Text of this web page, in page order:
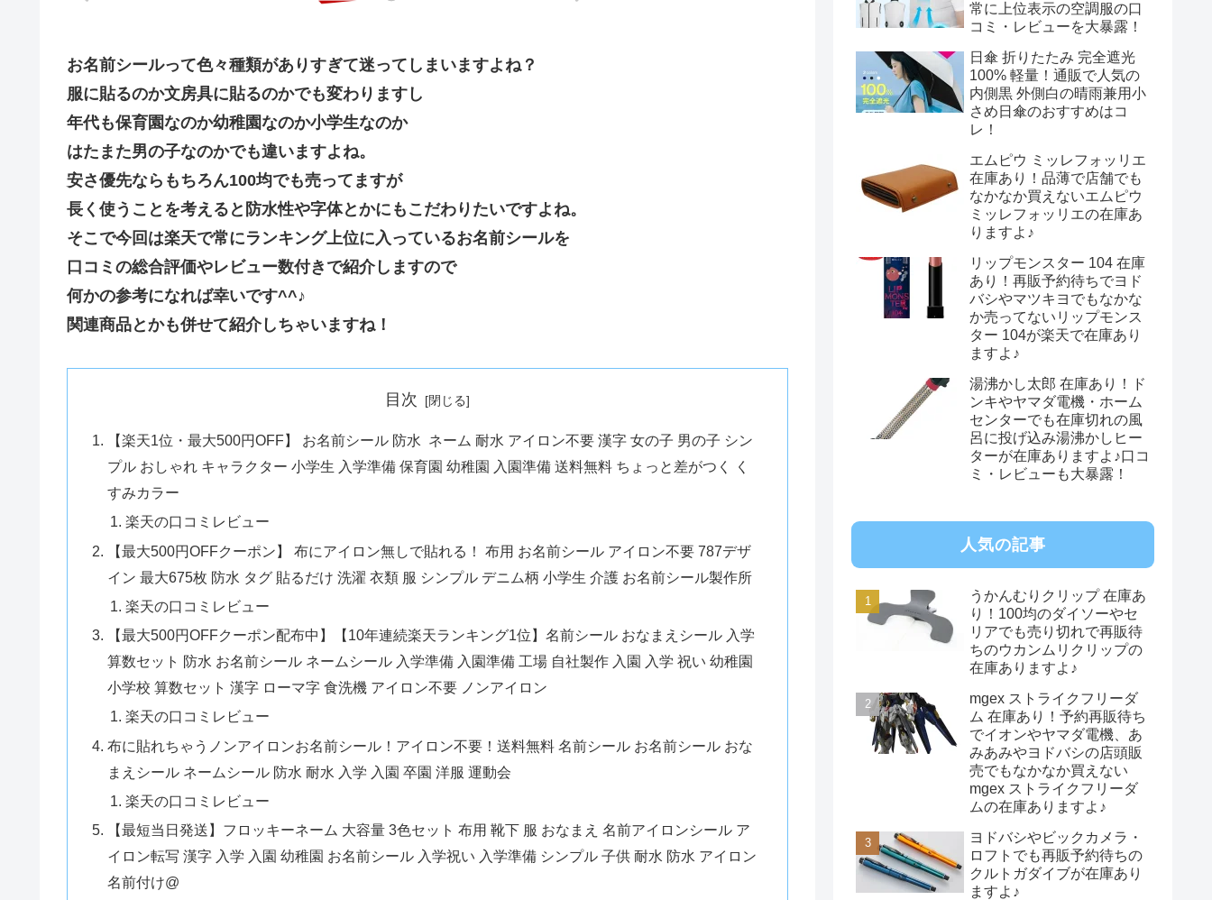
お名前シールって色々種類がありすぎて迷ってしまいますよね？
服に貼るのか文房具に貼るのかでも変わりますし
年代も保育園なのか幼稚園なのか小学生なのか
はたまた男の子なのかでも違いますよね。
安さ優先ならもちろん100均でも売ってますが
長く使うことを考えると防水性や字体とかにもこだわりたいですよね。
そこで今回は楽天で常にランキング上位に入っているお名前シールを
口コミの総合評価やレビュー数付きで紹介しますので
何かの参考になれば幸いです^^♪
関連商品とかも併せて紹介しちゃいますね！
目次
【楽天1位・最大500円OFF】 お名前シール 防水 ネーム 耐水 アイロン不要 漢字 女の子 男の子 シン
プル おしゃれ キャラクター 小学生 入学準備 保育園 幼稚園 入園準備 送料無料 ちょっと差がつく く
すみカラー
楽天の口コミレビュー
【最大500円OFFクーポン】 布にアイロン無しで貼れる！ 布用 お名前シール アイロン不要 787デザ
イン 最大675枚 防水 タグ 貼るだけ 洗濯 衣類 服 シンプル デニム柄 小学生 介護 お名前シール製作所
楽天の口コミレビュー
【最大500円OFFクーポン配布中】【10年連続楽天ランキング1位】名前シール おなまえシール 入学
算数セット 防水 お名前シール ネームシール 入学準備 入園準備 工場 自社製作 入園 入学 祝い 幼稚園
小学校 算数セット 漢字 ローマ字 食洗機 アイロン不要 ノンアイロン
楽天の口コミレビュー
布に貼れちゃうノンアイロンお名前シール！アイロン不要！送料無料 名前シール お名前シール おな
まえシール ネームシール 防水 耐水 入学 入園 卒園 洋服 運動会
楽天の口コミレビュー
【最短当日発送】フロッキーネーム 大容量 3色セット 布用 靴下 服 おなまえ 名前アイロンシール ア
イロン転写 漢字 入学 入園 幼稚園 お名前シール 入学祝い 入学準備 シンプル 子供 耐水 防水 アイロン
名前付け@
常に上位表示の空調服の口
コミ・レビューを大暴露！
日傘 折りたたみ 完全遮光
100% 軽量！通販で人気の
内側黒 外側白の晴雨兼用小
さめ日傘のおすすめはコ
レ！
エムピウ ミッレフォッリエ
在庫あり！品薄で店舗でも
なかなか買えないエムピウ
ミッレフォッリエの在庫あ
りますよ♪
リップモンスター 104 在庫
あり！再販予約待ちでヨド
バシやマツキヨでもなかな
か売ってないリップモンス
ター 104が楽天で在庫あり
ますよ♪
湯沸かし太郎 在庫あり！ド
ンキやヤマダ電機・ホーム
センターでも在庫切れの風
呂に投げ込み湯沸かしヒー
ターが在庫ありますよ♪口コ
ミ・レビューも大暴露！
人気の記事
うかんむりクリップ 在庫あ
り！100均のダイソーやセ
リアでも売り切れで再販待
ちのウカンムリクリップの
在庫ありますよ♪
mgex ストライクフリーダ
ム 在庫あり！予約再販待ち
でイオンやヤマダ電機、あ
みあみやヨドバシの店頭販
売でもなかなか買えない
mgex ストライクフリーダ
ムの在庫ありますよ♪
ヨドバシやビックカメラ・
ロフトでも再販予約待ちの
クルトガダイブが在庫あり
ますよ♪